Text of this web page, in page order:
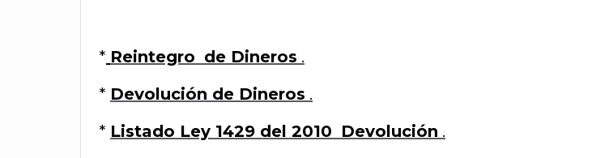
* Reintegro de Dineros .
* Devolución de Dineros .
* Listado Ley 1429 del 2010 Devolución .